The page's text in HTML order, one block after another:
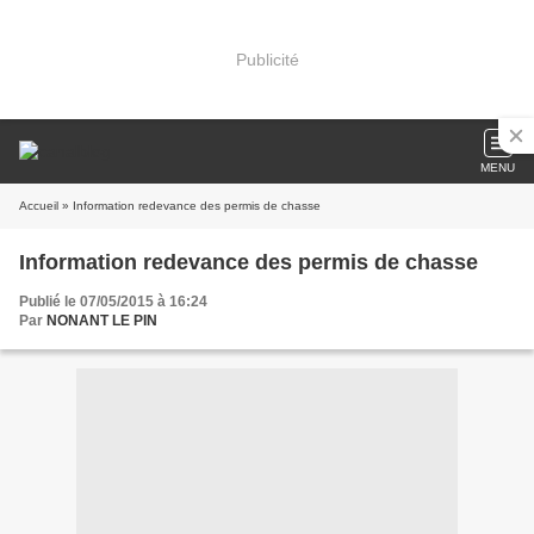
Publicité
MENU
Accueil » Information redevance des permis de chasse
Information redevance des permis de chasse
Publié le 07/05/2015 à 16:24
Par NONANT LE PIN